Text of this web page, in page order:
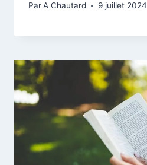
ParA Chautard 9 juillet 2024